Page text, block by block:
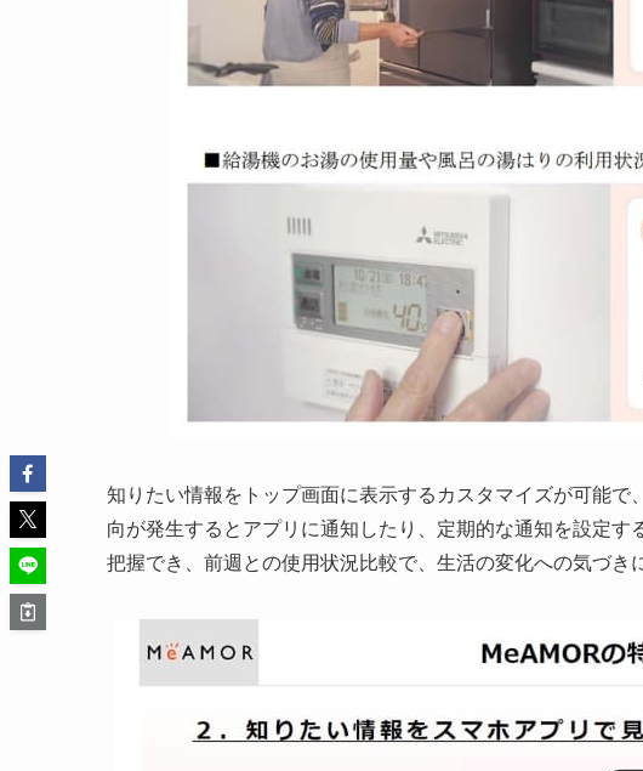
知りたい情報をトップ画面に表示するカスタマイズが可能
向が発生するとアプリに通知したり、定期的な通知を設定
把握でき、前週との使用状況比較で、生活の変化への気づき